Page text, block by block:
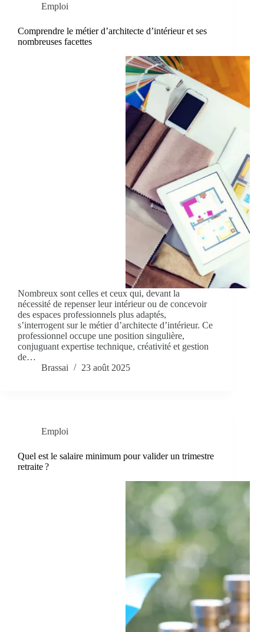
Emploi
Comprendre le métier d’architecte d’intérieur et ses
nombreuses facettes
Nombreux sont celles et ceux qui, devant la
nécessité de repenser leur intérieur ou de concevoir
des espaces professionnels plus adaptés,
s’interrogent sur le métier d’architecte d’intérieur. Ce
professionnel occupe une position singulière,
conjuguant expertise technique, créativité et gestion
de…
Brassai
23 août 2025
Emploi
Quel est le salaire minimum pour valider un trimestre
retraite ?